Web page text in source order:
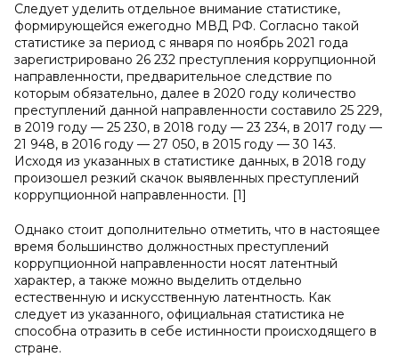
Следует уделить отдельное внимание статистике,
формирующейся ежегодно МВД РФ. Согласно такой
статистике за период с января по ноябрь 2021 года
зарегистрировано 26 232 преступления коррупционной
направленности, предварительное следствие по
которым обязательно, далее в 2020 году количество
преступлений данной направленности составило 25 229,
в 2019 году — 25 230, в 2018 году — 23 234, в 2017 году —
21 948, в 2016 году — 27 050, в 2015 году — 30 143.
Исходя из указанных в статистике данных, в 2018 году
произошел резкий скачок выявленных преступлений
коррупционной направленности. [1]
Однако стоит дополнительно отметить, что в настоящее
время большинство должностных преступлений
коррупционной направленности носят латентный
характер, а также можно выделить отдельно
естественную и искусственную латентность. Как
следует из указанного, официальная статистика не
способна отразить в себе истинности происходящего в
стране.